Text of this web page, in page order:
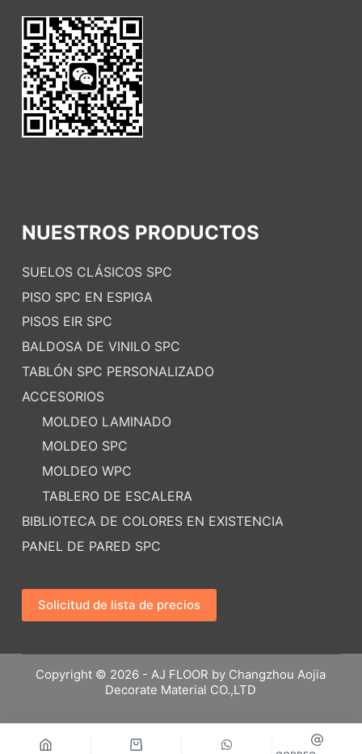
NUESTROS PRODUCTOS
SUELOS CLÁSICOS SPC
PISO SPC EN ESPIGA
PISOS EIR SPC
BALDOSA DE VINILO SPC
TABLÓN SPC PERSONALIZADO
ACCESORIOS
MOLDEO LAMINADO
MOLDEO SPC
MOLDEO WPC
TABLERO DE ESCALERA
BIBLIOTECA DE COLORES EN EXISTENCIA
PANEL DE PARED SPC
Solicitud de lista de precios
Copyright © 2026 - AJ FLOOR by Changzhou Aojia
Decorate Material CO.,LTD